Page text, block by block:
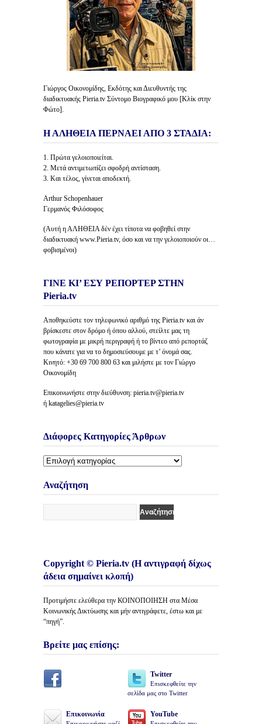
Γιώργος Οικονομίδης, Εκδότης και Διευθυντής της
διαδικτυακής Pieria.tv Σύντομο Βιογραφικό μου [Κλίκ στην
Φώτο].
Η ΑΛΗΘΕΙΑ ΠΕΡΝΑΕΙ ΑΠΟ 3 ΣΤΑΔΙΑ:
1. Πρώτα γελοιοποιείται.
2. Μετά αντιμετωπίζει σφοδρή αντίσταση.
3. Και τέλος, γίνεται αποδεκτή.
Arthur Schopenhauer
Γερμανός Φιλόσοφος
(Αυτή η ΑΛΗΘΕΙΑ δέν έχει τίποτα να φοβηθεί στην
διαδικτυακή www.Pieria.tv, όσο και να την γελοιοποιούν οι…
φοβισμένοι)
ΓΙΝΕ ΚΙ’ ΕΣΥ ΡΕΠΟΡΤΕΡ ΣΤΗΝ
Pieria.tv
Αποθηκεύστε τον τηλεφωνικό αριθμό της Pieria.tv και άν
βρίσκεστε στον δρόμο ή όπου αλλού, στείλτε μας τη
φωτογραφία με μικρή περιγραφή ή το βίντεο από ρεπορτάζ
που κάνατε για να το δημοσιεύσουμε με τ’ όνομά σας.
Κινητό: +30 69 700 800 63 και μιλήστε με τον Γιώργο
Οικονομίδη
Επικοινωνήστε στην διεύθυνση: pieria.tv@pieria.tv
ή katagelies@pieria.tv
Διάφορες Κατηγορίες Άρθρων
Διάφορες
Άρθρων
Αναζήτηση
Copyright © Pieria.tv (Η αντιγραφή δίχως
άδεια σημαίνει κλοπή)
Προτιμήστε ελεύθερα την ΚΟΙΝΟΠΟΙΗΣΗ στα Μέσα
Κοινωνικής Δικτύωσης και μήν αντιγράφετε, έστω και με
“πηγή”.
Βρείτε μας επίσης:
Twitter
Επισκεφθείτε την
σελίδα μας στο Twitter
Επικοινωνία YouTube